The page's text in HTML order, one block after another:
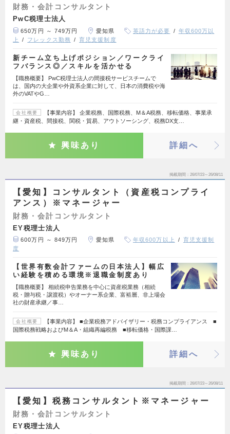
財務・会計コンサルタント
PwC税理士法人
650万円 ～ 749万円 愛知県 英語力が必要
年収600万以
上
フレックス勤務 育児支援制度
新チーム立ち上げポジション／ワークライ
フバランス◎／スキルを活かせる
【職務概要】 PwC税理士法人の間接税サービスチームで
は、国内の大企業や外資系企業に対して、日本の消費税や海
外のVATやG…
会社概要
【事業内容】 企業税務、国際税務、M＆A税務、移転価格、事業承
継・資産税、間接税、関税・貿易、アウトソーシング、税務DX支…
興味あり 詳細へ
掲載期間 26/07/23～26/08/11
【愛知】コンサルタント（資産税コンプライ
アンス）※マネージャー
財務・会計コンサルタント
EY税理士法人
600万円 ～ 849万円 愛知県 年収600万以上
育児支援制
度
【世界有数会計ファームの日本法人】幅広
い経験を積める環境※退職金制度あり
【職務概要】 相続税申告業務を中心に資産税業務（相続
税・贈与税・譲渡税）やオーナー系企業、富裕層、非上場会
社の財産承継／事…
会社概要
【事業内容】 ■企業税務アドバイザリー・税務コンプライアンス ■
国際税務戦略およびM＆A・組織再編税務 ■移転価格・国際課…
興味あり 詳細へ
掲載期間 26/07/23～26/08/11
【愛知】税務コンサルタント※マネージャー
財務・会計コンサルタント
EY税理士法人